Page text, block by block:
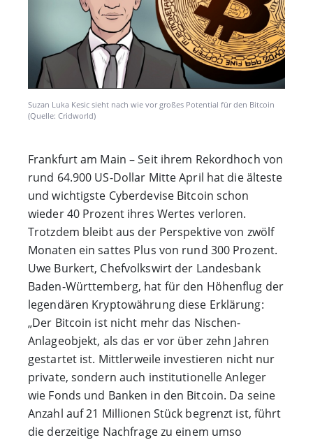
Suzan Luka Kesic sieht nach wie vor großes Potential für den Bitcoin
(Quelle: Cridworld)
Frankfurt am Main – Seit ihrem Rekordhoch von
rund 64.900 US-Dollar Mitte April hat die älteste
und wichtigste Cyberdevise Bitcoin schon
wieder 40 Prozent ihres Wertes verloren.
Trotzdem bleibt aus der Perspektive von zwölf
Monaten ein sattes Plus von rund 300 Prozent.
Uwe Burkert, Chefvolkswirt der Landesbank
Baden-Württemberg, hat für den Höhenflug der
legendären Kryptowährung diese Erklärung:
„Der Bitcoin ist nicht mehr das Nischen-
Anlageobjekt, als das er vor über zehn Jahren
gestartet ist. Mittlerweile investieren nicht nur
private, sondern auch institutionelle Anleger
wie Fonds und Banken in den Bitcoin. Da seine
Anzahl auf 21 Millionen Stück begrenzt ist, führt
die derzeitige Nachfrage zu einem umso